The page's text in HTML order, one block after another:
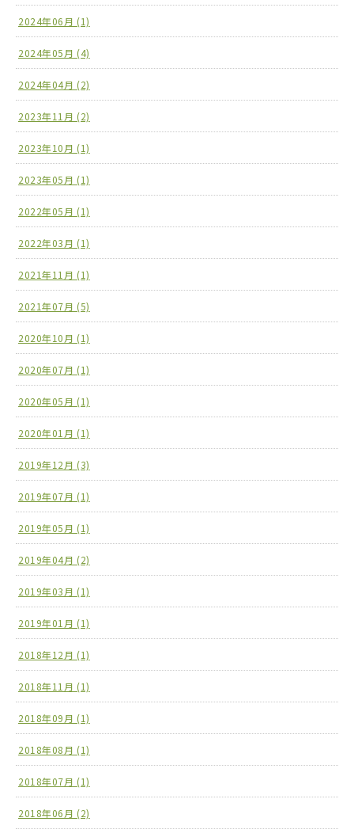
2024年06月 (1)
2024年05月 (4)
2024年04月 (2)
2023年11月 (2)
2023年10月 (1)
2023年05月 (1)
2022年05月 (1)
2022年03月 (1)
2021年11月 (1)
2021年07月 (5)
2020年10月 (1)
2020年07月 (1)
2020年05月 (1)
2020年01月 (1)
2019年12月 (3)
2019年07月 (1)
2019年05月 (1)
2019年04月 (2)
2019年03月 (1)
2019年01月 (1)
2018年12月 (1)
2018年11月 (1)
2018年09月 (1)
2018年08月 (1)
2018年07月 (1)
2018年06月 (2)